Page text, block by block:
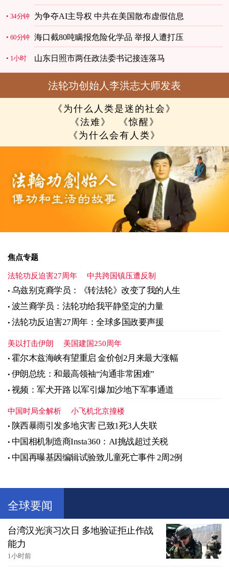
34分钟 为争夺AI主导权 中共在美国散布虚假信息
60分钟 海口截80吨瞒报危险化学品 举报人遭打压
1小时 山东日照市两任政法委书记接连落马
法轮功创始人李洪志大师发表
《为什么人类是迷的社会》
《法难》
《惊醒》
《为什么会有人类》
焦点专题
法轮功反迫害27周年 中共跨国镇压遭反制
乌兹别克裔学员：《转法轮》改变了我的人生
波兰裔学员：法轮功给我平静坚定的力量
法轮功反迫害27周年：全球多国政要声援
美以打击伊朗 美国建国250周年
霍尔木兹海峡有望重启 金价创2月来最大涨幅
伊朗总统：和最高领袖“沟通非常困难”
视频：军犬开路 以军引爆加沙地下军事通道
中国时局全解析 小飞机北京撞楼
陕西暴雨引发多地灾害 已致1死3人失联
中国相机制造商Insta360：AI挑战超过关税
中国再曝基因编辑试验致儿童死亡事件 2周2例
全球要闻
台湾汉光演习次日 多地验证拒止作战
能力
1小时前